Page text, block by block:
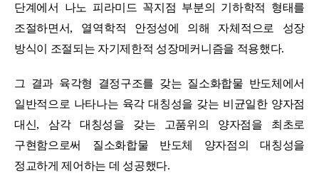
단계에서 나노 피라미드 꼭지점 부분의 기하학적 형태를
조절하면서, 열역학적 안정성에 의해 자체적으로 성장
방식이 조절되는 자기제한적 성장메커니즘을 적용했다.
그 결과 육각형 결정구조를 갖는 질소화합물 반도체에서
일반적으로 나타나는 육각 대칭성을 갖는 비균일한 양자점
대신,삼각 대칭성을 갖는 고품위의 양자점을 최초로
구현함으로써 질소화합물 반도체 양자점의 대칭성을
정교하게 제어하는 데 성공했다.